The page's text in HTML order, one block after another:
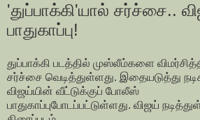
'துப்பாக்கி'யால் சர்ச்சை..
பாதுகாப்பு!
துப்பாக்கி படத்தில் முஸ்லீம்களை
சர்ச்சை வெடித்துள்ளது. இதையடுத்து
விஜய்யின் வீட்டுக்குப் போலீஸ்
பாதுகாப்புபோடப்பட்டுள்ளது. விஜய்